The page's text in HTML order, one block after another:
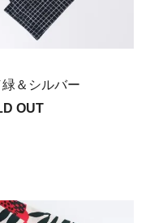
＆シルバー
OUT